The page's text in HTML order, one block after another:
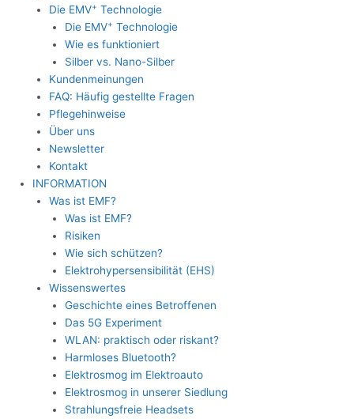
Die EMV+ Technologie
Die EMV+ Technologie
Wie es funktioniert
Silber vs. Nano-Silber
Kundenmeinungen
FAQ: Häufig gestellte Fragen
Pflegehinweise
Über uns
Newsletter
Kontakt
INFORMATION
Was ist EMF?
Was ist EMF?
Risiken
Wie sich schützen?
Elektrohypersensibilität (EHS)
Wissenswertes
Geschichte eines Betroffenen
Das 5G Experiment
WLAN: praktisch oder riskant?
Harmloses Bluetooth?
Elektrosmog im Elektroauto
Elektrosmog in unserer Siedlung
Strahlungsfreie Headsets